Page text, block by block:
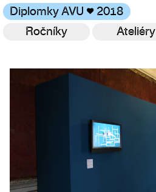
Diplomky AVU ♥ 2018
Ročníky
Ateliéry